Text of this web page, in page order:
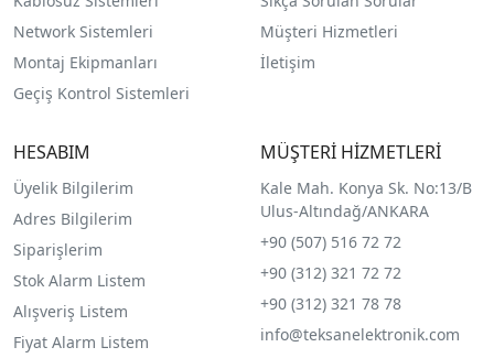
Network Sistemleri
Montaj Ekipmanları
Geçiş Kontrol Sistemleri
Müşteri Hizmetleri
İletişim
HESABIM
Üyelik Bilgilerim
Adres Bilgilerim
Siparişlerim
Stok Alarm Listem
Alışveriş Listem
Fiyat Alarm Listem
MÜŞTERİ HİZMETLERİ
Kale Mah. Konya Sk. No:13/B
Ulus-Altındağ/ANKARA
+90 (507) 516 72 72
+90 (312) 321 72 72
+90 (312) 321 78 78
info@teksanelektronik.com